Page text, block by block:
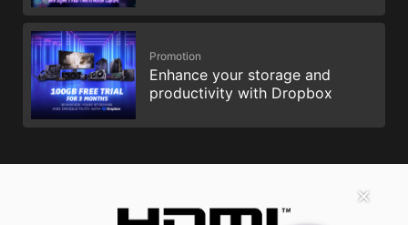
✕
Promotion
Enhance your storage and
productivity with Dropbox